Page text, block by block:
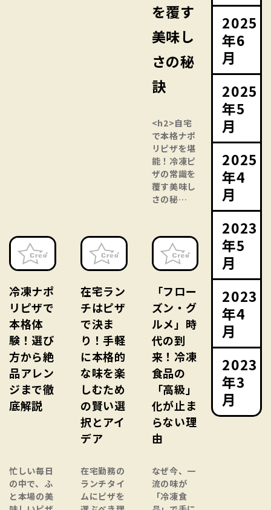
を覆す
美味し
さの秘
訣
<h2>自宅
で本格ナポ
リピザを堪
能！冷凍ピ
ザの常識を
覆す美味し
さの秘…
冷凍ナポ
リピザで
本格体
験！選び
方から絶
品アレン
ジまで徹
底解説
忙しい毎日
の中で、ふ
と本場の美
在宅ラン
チはピザ
で決ま
り！手軽
に本格的
な味を楽
しむため
の賢い選
択とアイ
デア
在宅勤務の
ランチタイ
ムにピザを
「フロー
ズン・グ
ルメ」時
代の到
来！冷凍
食品の
「高級」
化が止ま
らない理
由
なぜ今、一
流の味が
「冷凍食
2025
年6
月
2025
年5
月
2025
年4
月
2023
年5
月
2023
年4
月
2023
年3
月